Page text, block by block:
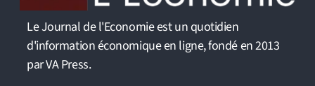
Le Journal de l'Economie est un quotidien
d'information économique en ligne, fondé en 2013
par VA Press.